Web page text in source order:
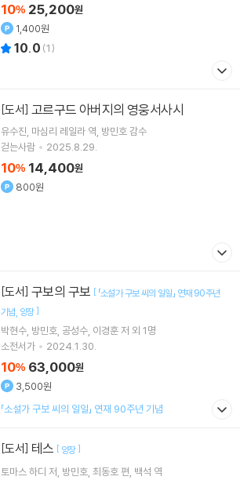
10% 25,200원
1,400원
10.0 (1)
[도서] 고르구드 아버지의 영웅서사시
유수진 마심리 레일라 역 방민호감수
걷는사람
2025.8.29.
10% 14,400원
800원
[도서] 구보의 구보 [ 「소설가 구보 씨의 일일」 연재 90주년
기념 양장]
박현수 방민호 공성수 이경훈저 외 1명
소전서가
2024.1.30.
10% 63,000원
3,500원
「소설가 구보 씨의 일일」 연재 90주년 기념
[도서] 테스 [ 양장]
토마스 하디 저 방민호 최동호 편 백석 역